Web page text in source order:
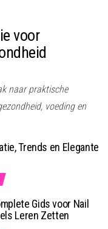
voor
naar praktische
voeding en
Trends en Elegante
Gids voor Nail
Leren Zetten